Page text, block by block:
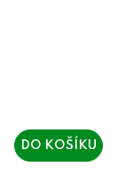
DO KOŠÍKU